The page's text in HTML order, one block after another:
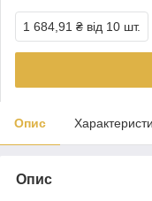
1 684,91 ₴ від 10 шт.
Опис
Опис